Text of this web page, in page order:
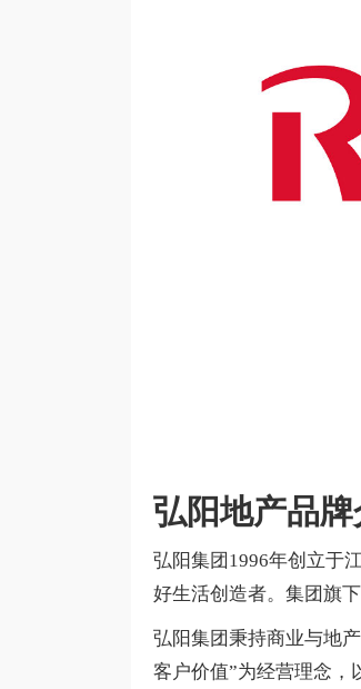
弘阳地产品牌
弘阳集团1996年创立于
好生活创造者。集团旗
弘阳集团秉持商业与地
客户价值”为经营理念，